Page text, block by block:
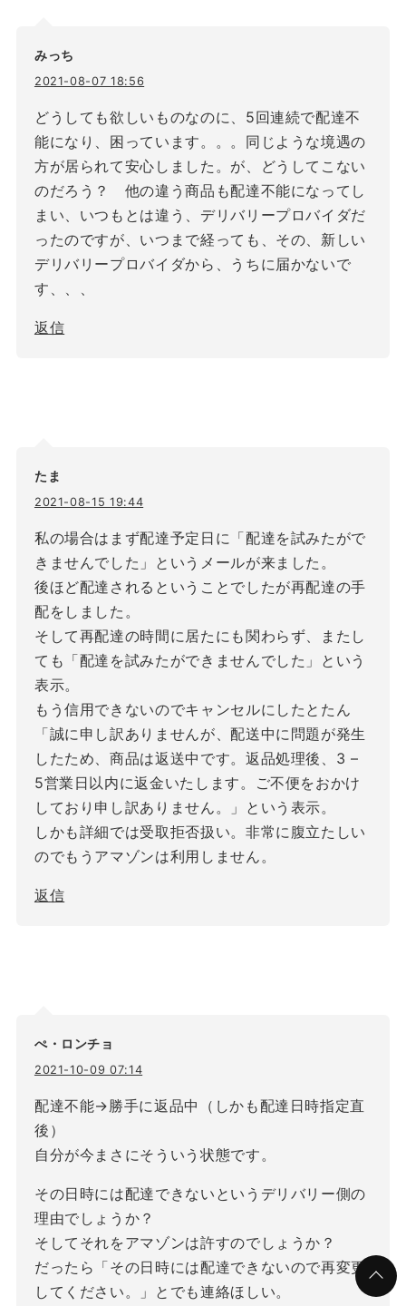
みっち
2021-08-07 18:56
どうしても欲しいものなのに、5回連続で配達不
能になり、困っています。。。同じような境遇の
方が居られて安心しました。が、どうしてこない
のだろう？ 他の違う商品も配達不能になってし
まい、いつもとは違う、デリバリープロバイダだ
ったのですが、いつまで経っても、その、新しい
デリバリープロバイダから、うちに届かないで
す、、、
返信
たま
2021-08-15 19:44
私の場合はまず配達予定日に「配達を試みたがで
きませんでした」というメールが来ました。
後ほど配達されるということでしたが再配達の手
配をしました。
そして再配達の時間に居たにも関わらず、またし
ても「配達を試みたができませんでした」という
表示。
もう信用できないのでキャンセルにしたとたん
「誠に申し訳ありませんが、配送中に問題が発生
したため、商品は返送中です。返品処理後、3 –
5営業日以内に返金いたします。ご不便をおかけ
しており申し訳ありません。」という表示。
しかも詳細では受取拒否扱い。非常に腹立たしい
のでもうアマゾンは利用しません。
返信
ぺ・ロンチョ
2021-10-09 07:14
配達不能→勝手に返品中（しかも配達日時指定直
後）
自分が今まさにそういう状態です。
その日時には配達できないというデリバリー側の
理由でしょうか？
そしてそれをアマゾンは許すのでしょうか？
だったら「その日時には配達できないので再変更
してください。」とでも連絡ほしい。